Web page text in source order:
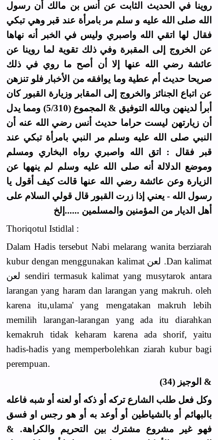
روينا في الحديث الثابت عن أنس بن مالك أن رسول
الله صلى الله عليه و سلم مر بامرأة عند قبر وهي تبكي
فقال لها اتقي الله واصبري وليس في الخبر أنه نهاها
عن الخروج إلى المقبرة وفي ذلك تقوية لما روينا عن
عائشة رضي الله عنها إلا أن أصح ما روي في ذلك
صريحا حديث أم عطية وما يوافقه من الأخبار فلو تنزهن
عن اتباع الجنائز والخروج إلى المقابر وزيارة القبور كان
أبرأ لدينهن وبالله التوفيق & المجموع (5/310) ومما يدل
أن زيارتهن ليست حراما حديث أنس رضي الله عنه أن
النبي صلى الله عليه وسلم مر النبي بامرأة تبكي عند
قبر فقال : اتق الله واصبري رواه البخاري ومسلم
وموضع الدلالة أنه صلى الله عليه وسلم لم ينهها عن
الزيارة وعن عائشة رضي الله عنها قالت كيف أقول يا
رسول الله - يعني إذا زرت القبور قال قولي السلام على
أهل الديار من المؤمنين والمسلمين ......إلخ
Thoriqotul Istidlal :
Dalam Hadis tersebut Nabi melarang wanita berziarah
kubur dengan menggunakan kalimat لعن .Dan kalimat
لعن sendiri termasuk kalimat yang musytarok antara
larangan yang haram dan larangan yang makruh. oleh
karena itu,ulama' yang mengatakan makruh lebih
memilih larangan-larangan yang ada itu diarahkan
kemakruh tidak keharam karena ada shorif, yaitu
hadis-hadis yang memperbolehkan ziarah kubur bagi
perempuan.
& الوجيز (34)
وكل فعل طلب الشارع تركه أو ذكه أو لعنه أو شبه فاعله
بالبهائم أو بالشياطين أو أوعد به أو هو رجس او فسق
فهو غير مشروع مشترك بين التحريم والكراهة. &